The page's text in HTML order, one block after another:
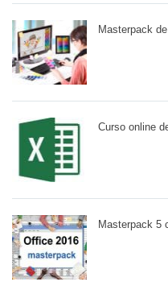
Masterpack
Curso online
Masterpack 5